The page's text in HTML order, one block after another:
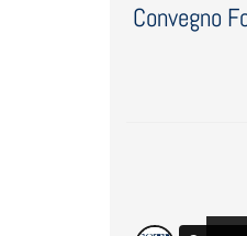
Convegno